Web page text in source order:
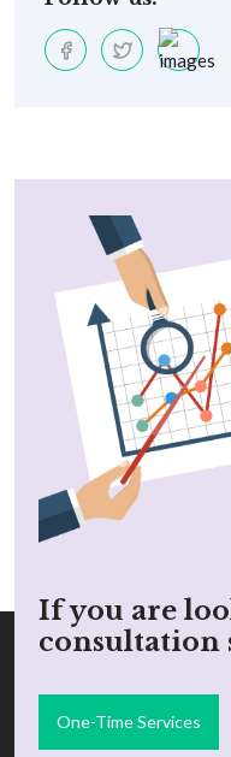
If you are
consultation
One-Time Services